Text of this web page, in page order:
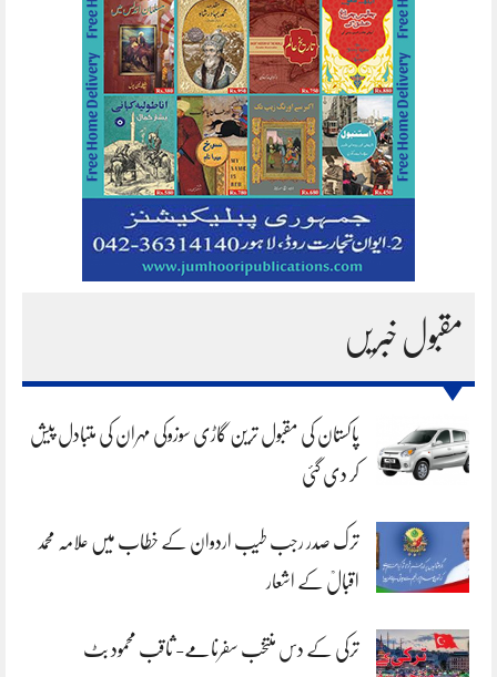
مقبول خبریں
پاکستان کی مقبول ترین گاڑی سوزوکی مہران کی متبادل پیش
کر دی گئی
ترک صدر رجب طیب اردوان کے خطاب میں علامہ محمد
اقبالؒ کے اشعار
ترکی کے دس منتخب سفرنامے- ثاقب محمود بٹ